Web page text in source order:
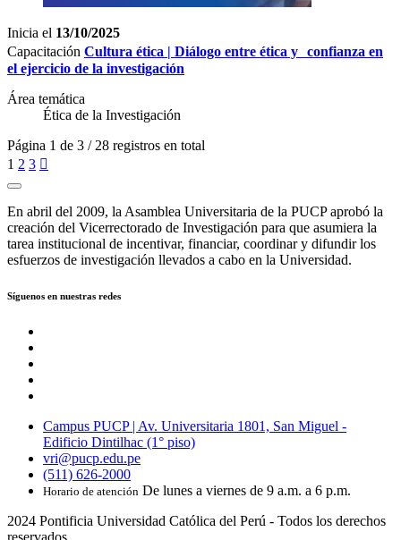
Inicia el 13/10/2025
Capacitación Cultura ética | Diálogo entre ética y confianza en
el ejercicio de la investigación
Área temática
Ética de la Investigación
Página 1 de 3 / 28 registros en total
1 2 3 
En abril del 2009, la Asamblea Universitaria de la PUCP aprobó la
creación del Vicerrectorado de Investigación para que asumiera la
tarea institucional de incentivar, financiar, coordinar y difundir los
esfuerzos de investigación llevados a cabo en la Universidad.
Síguenos en nuestras redes
Campus PUCP | Av. Universitaria 1801, San Miguel -
Edificio Dintilhac (1° piso)
vri@pucp.edu.pe
(511) 626-2000
Horario de atención De lunes a viernes de 9 a.m. a 6 p.m.
2024 Pontificia Universidad Católica del Perú - Todos los derechos